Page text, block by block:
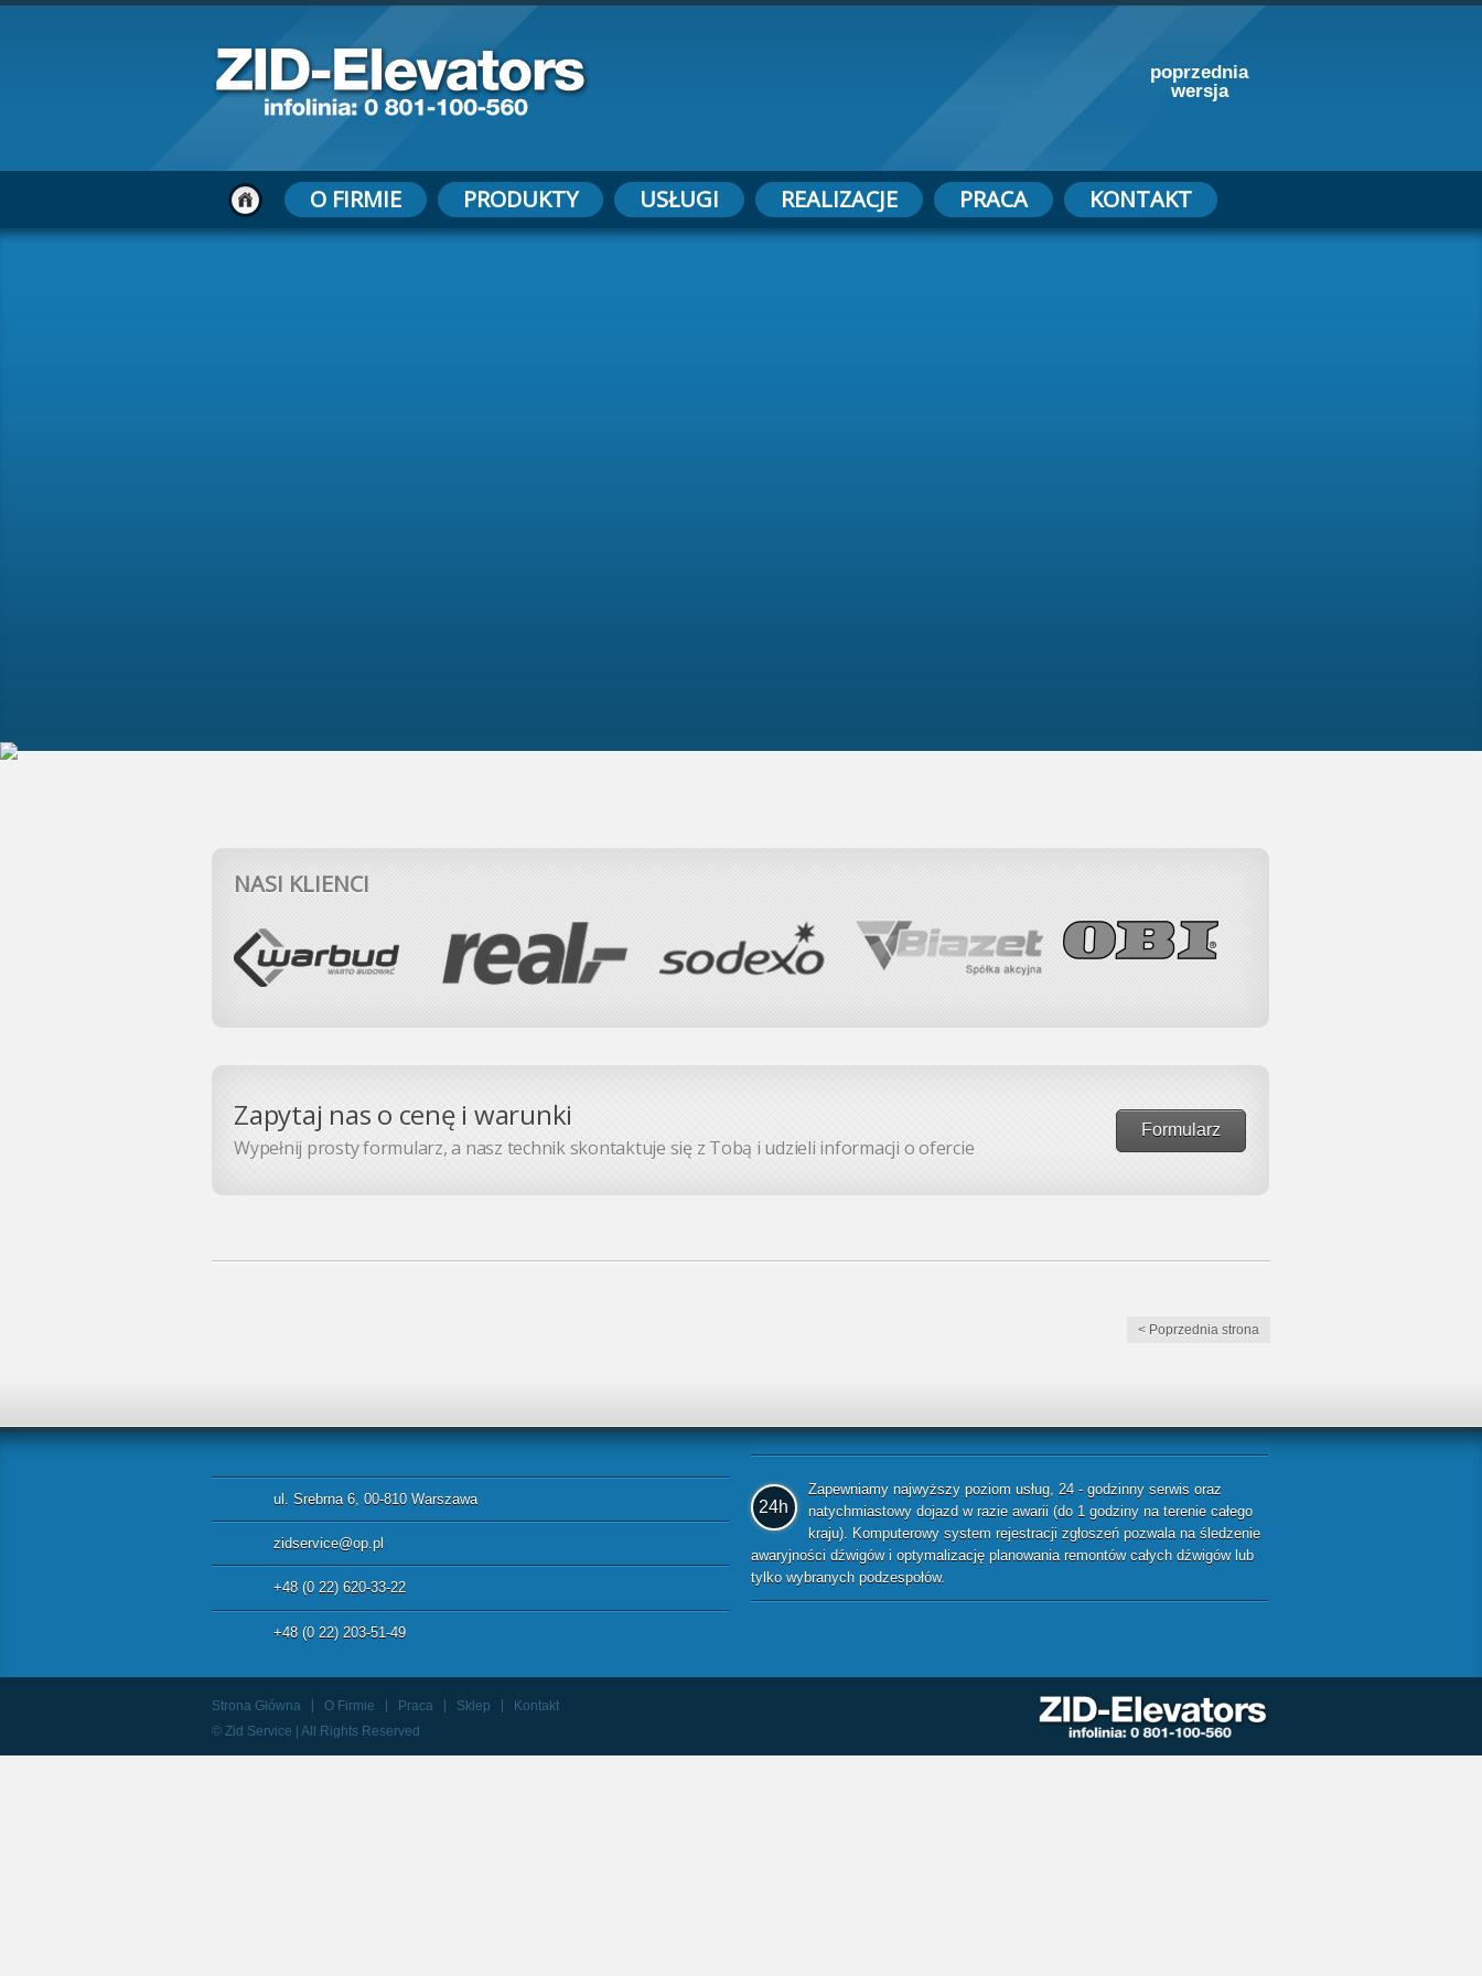
poprzednia
wersja
O FIRMIE PRODUKTY USŁUGI REALIZACJE PRACA KONTAKT
NASI KLIENCI
Zapytaj nas o cenę i warunki
Wypełnij prosty formularz, a nasz technik skontaktuje się z Tobą i udzieli informacji o ofercie
Formularz
< Poprzednia strona
ul. Srebrna 6, 00-810 Warszawa
zidservice@op.pl
+48 (0 22) 620-33-22
+48 (0 22) 203-51-49
24h
Zapewniamy najwyższy poziom usług, 24 - godzinny serwis oraz
natychmiastowy dojazd w razie awarii (do 1 godziny na terenie całego
kraju). Komputerowy system rejestracji zgłoszeń pozwala na śledzenie
awaryjności dźwigów i optymalizację planowania remontów całych dźwigów lub
tylko wybranych podzespołów.
Strona Główna O Firmie Praca Sklep
Kontakt
© Zid Service | All Rights Reserved